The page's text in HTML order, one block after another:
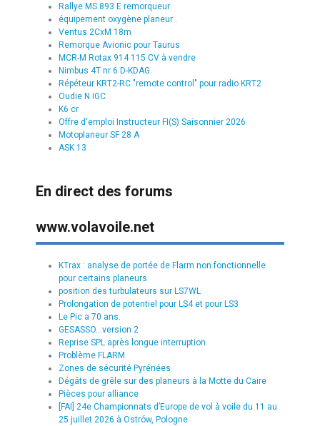
Rallye MS 893 E remorqueur
équipement oxygène planeur .
Ventus 2CxM 18m
Remorque Avionic pour Taurus
MCR-M Rotax 914 115 CV à vendre
Nimbus 4T nr 6 D-KDAG
Répéteur KRT2-RC "remote control" pour radio KRT2
Oudie N IGC
K6 cr
Offre d'emploi Instructeur FI(S) Saisonnier 2026
Motoplaneur SF 28 A
ASK 13
En direct des forums
www.volavoile.net
KTrax : analyse de portée de Flarm non fonctionnelle
pour certains planeurs
position des turbulateurs sur LS7WL
Prolongation de potentiel pour LS4 et pour LS3
Le Pic a 70 ans.
GESASSO...version 2
Reprise SPL après longue interruption
Problème FLARM
Zones de sécurité Pyrénées
Dégâts de grêle sur des planeurs à la Motte du Caire
Pièces pour alliance
[FAI] 24e Championnats d’Europe de vol à voile du 11 au
25 juillet 2026 à Ostrów, Pologne